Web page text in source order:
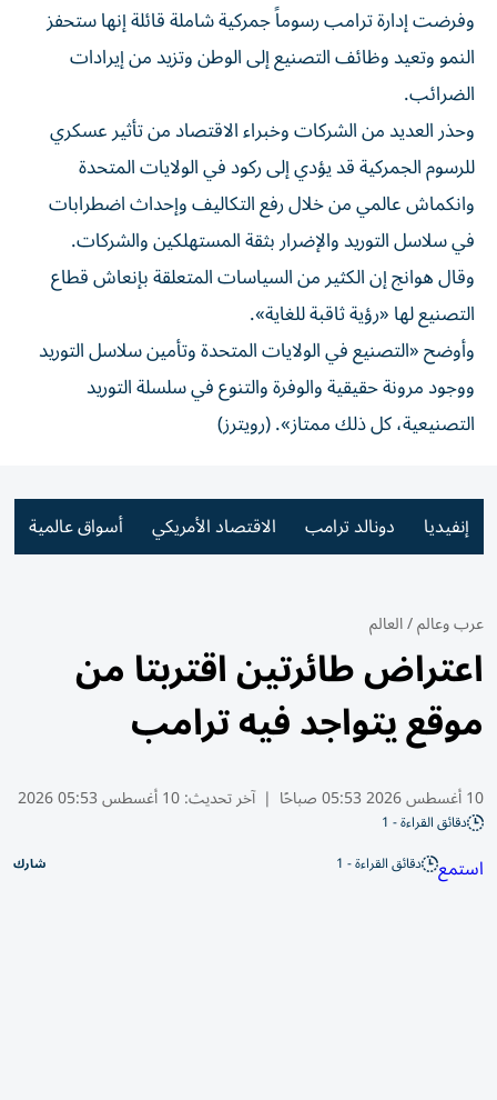
وفرضت إدارة ترامب رسوماً جمركية شاملة قائلة إنها ستحفز
النمو وتعيد وظائف التصنيع إلى الوطن وتزيد من إيرادات
الضرائب.
وحذر العديد من الشركات وخبراء الاقتصاد من تأثير عسكري
للرسوم الجمركية قد يؤدي إلى ركود في الولايات المتحدة
وانكماش عالمي من خلال رفع التكاليف وإحداث اضطرابات
في سلاسل التوريد والإضرار بثقة المستهلكين والشركات.
وقال هوانج إن الكثير من السياسات المتعلقة بإنعاش قطاع
التصنيع لها «رؤية ثاقبة للغاية».
وأوضح «التصنيع في الولايات المتحدة وتأمين سلاسل التوريد
ووجود مرونة حقيقية والوفرة والتنوع في سلسلة التوريد
التصنيعية، كل ذلك ممتاز». (رويترز)
إنفيديا دونالد ترامب الاقتصاد الأمريكي أسواق عالمية
عرب وعالم/العالم
اعتراض طائرتين اقتربتا من
موقع يتواجد فيه ترامب
10 أغسطس 2026 05:53 صباحًا | آخر تحديث:10 أغسطس 05:53 2026
دقائق القراءة - 1
استمع دقائق القراءة - 1